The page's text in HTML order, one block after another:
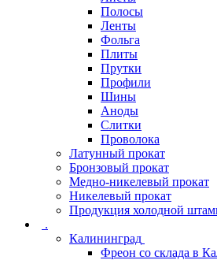
Полосы
Ленты
Фольга
Плиты
Прутки
Профили
Шины
Аноды
Слитки
Проволока
Латунный прокат
Бронзовый прокат
Медно-никелевый прокат
Никелевый прокат
Продукция холодной
.
Калининград
Фреон со склада в